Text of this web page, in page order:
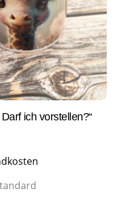
ich vorstellen?“